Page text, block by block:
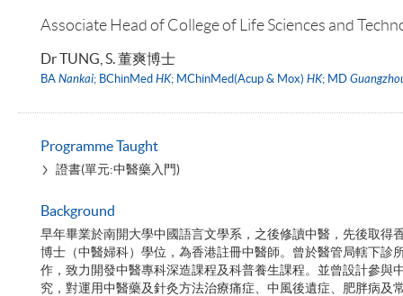
Associate Head of College of Life Sciences and
Dr TUNG, S. 董爽博士
BA Nankai; BChinMed HK; MChinMed(Acup & Mox) HK; MD
Programme Taught
證書(單元:中醫藥入門)
Background
早年畢業於南開大學中國語言文學系，之後修讀中醫，先後取
博士（中醫婦科）學位，為香港註冊中醫師。曾於醫管局轄下
作，致力開發中醫專科深造課程及科普養生課程。並曾設計參
究，對運用中醫藥及針灸方法治療痛症、中風後遺症、肥胖病